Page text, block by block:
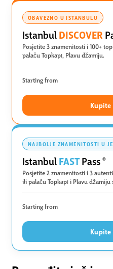
OBAVEZNO U ISTANBULU
IstanbulDISCOVER
Posjetite 3 znamenitosti i 100+
palaču Topkapı, Plavu džamiju.
Starting from
NAJBOLJE ZNAMENITOSTI U
IstanbulFASTPass ®
Posjetite 2 znamenitosti i 3
ili palaču Topkapı i Plavu
Starting from